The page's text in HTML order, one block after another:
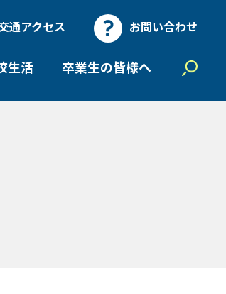
通アクセス お問い合わせ
生活 卒業生の皆様へ